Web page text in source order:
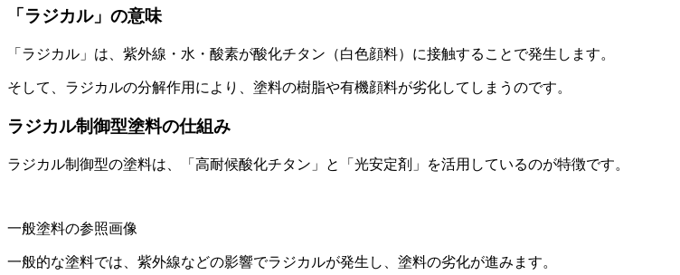
「ラジカル」の意味
「ラジカル」は、紫外線・水・酸素が酸化チタン（白色顔料）に接触することで発生します。
そして、ラジカルの分解作用により、塗料の樹脂や有機顔料が劣化してしまうのです。
ラジカル制御型塗料の仕組み
ラジカル制御型の塗料は、「高耐候酸化チタン」と「光安定剤」を活用しているのが特徴です。
一般塗料の参照画像
一般的な塗料では、紫外線などの影響でラジカルが発生し、塗料の劣化が進みます。